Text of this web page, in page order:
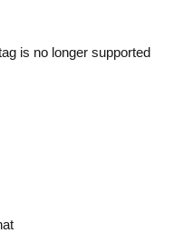
is no longer supported